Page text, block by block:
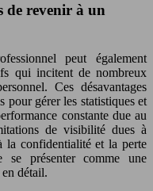
de revenir à un
peut également
qui incitent de nombreux
Ces désavantages
pour gérer les statistiques et
constante due au
de visibilité dues à
la confidentialité et la perte
se présenter comme une
détail.